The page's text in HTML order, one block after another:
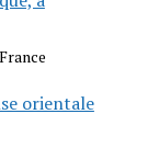
orientale